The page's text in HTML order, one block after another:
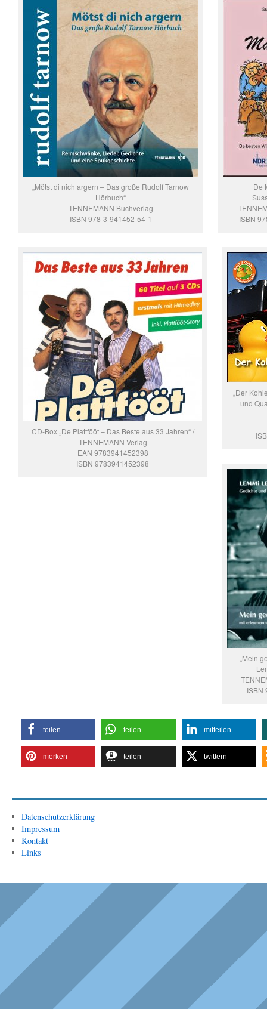
„Mötst di nich argern – Das große Rudolf Tarnow
Hörbuch“
TENNEMANN Buchverlag
ISBN 978-3-941452-54-1
De
ISBN
CD-Box „De Plattfööt – Das Beste aus 33 Jahren“ /
TENNEMANN Verlag
EAN 9783941452398
ISBN 9783941452398
„Der
und
„Mein
ISBN
teilen teilen mitteilen
merken teilen twittern
Datenschutzerklärung
Impressum
Kontakt
Links